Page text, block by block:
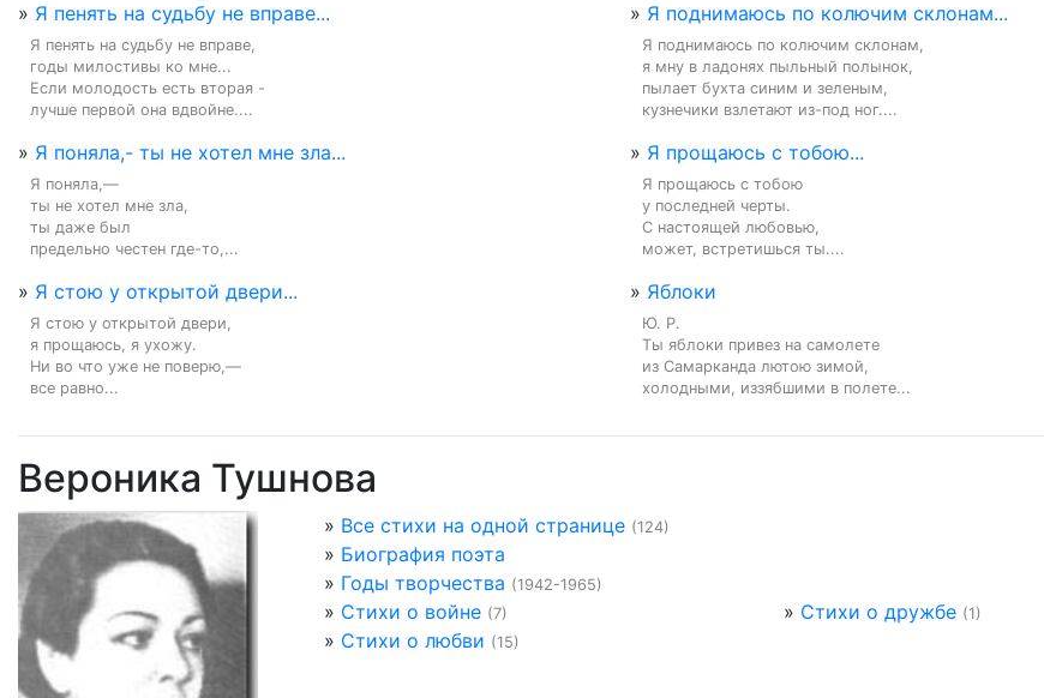
» Я пенять на судьбу не вправе...
Я пенять на судьбу не вправе,
годы милостивы ко мне...
Если молодость есть вторая -
лучше первой она вдвойне....
» Я поднимаюсь по колючим склонам...
Я поднимаюсь по колючим склонам,
я мну в ладонях пыльный полынок,
пылает бухта синим и зеленым,
кузнечики взлетают из-под ног....
» Я поняла,- ты не хотел мне зла...
Я поняла,—
ты не хотел мне зла,
ты даже был
предельно честен где-то,...
» Я прощаюсь с тобою...
Я прощаюсь с тобою
у последней черты.
С настоящей любовью,
может, встретишься ты....
» Я стою у открытой двери...
Я стою у открытой двери,
я прощаюсь, я ухожу.
Ни во что уже не поверю,—
все равно...
» Яблоки
Ю. Р.
Ты яблоки привез на самолете
из Самарканда лютою зимой,
холодными, иззябшими в полете...
Вероника Тушнова
» Все стихи на одной странице (124)
» Биография поэта
» Годы творчества (1942-1965)
» Стихи о войне (7) » Стихи о дружбе (1)
» Стихи о любви (15)